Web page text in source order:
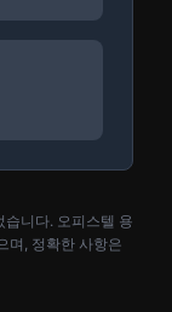
니다. 오피스텔 용
며, 정확한 사항은